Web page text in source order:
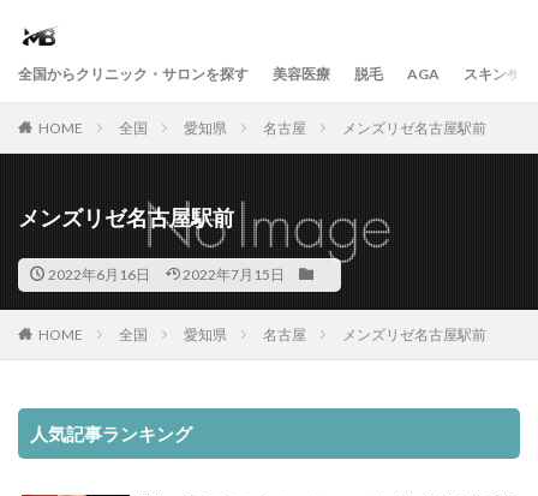
全国からクリニック・サロンを探す 美容医療 脱毛 AGA スキンケア
HOME 全国 愛知県 名古屋 メンズリゼ名古屋駅前
メンズリゼ名古屋駅前
2022年6月16日 2022年7月15日
HOME 全国 愛知県 名古屋 メンズリゼ名古屋駅前
人気記事ランキング